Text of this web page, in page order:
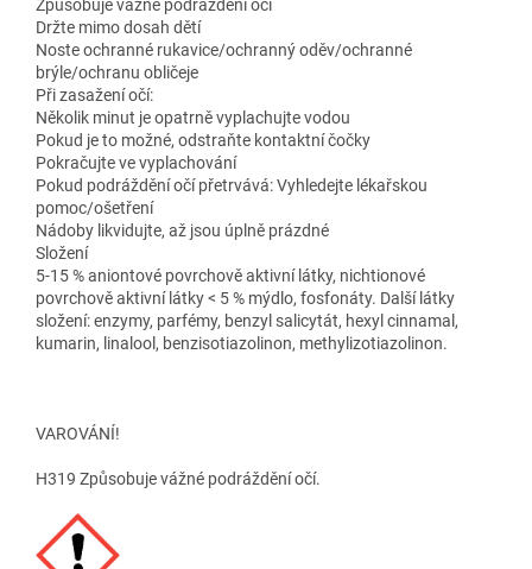
Způsobuje vážné podráždění očí
Držte mimo dosah dětí
Noste ochranné rukavice/ochranný oděv/ochranné
brýle/ochranu obličeje
Při zasažení očí:
Několik minut je opatrně vyplachujte vodou
Pokud je to možné, odstraňte kontaktní čočky
Pokračujte ve vyplachování
Pokud podráždění očí přetrvává: Vyhledejte lékařskou
pomoc/ošetření
Nádoby likvidujte, až jsou úplně prázdné
Složení
5-15 % aniontové povrchově aktivní látky, nichtionové
povrchově aktivní látky < 5 % mýdlo, fosfonáty. Další látky
složení: enzymy, parfémy, benzyl salicytát, hexyl cinnamal,
kumarin, linalool, benzisotiazolinon, methylizotiazolinon.
VAROVÁNÍ!
H319 Způsobuje vážné podráždění očí.